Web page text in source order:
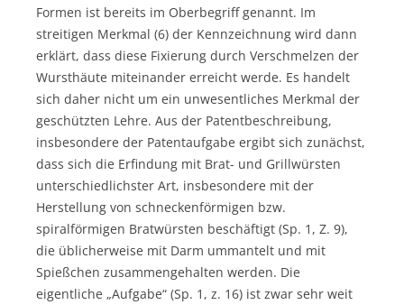
Formen ist bereits im Oberbegriff genannt. Im
streitigen Merkmal (6) der Kennzeichnung wird dann
erklärt, dass diese Fixierung durch Verschmelzen der
Wursthäute miteinander erreicht werde. Es handelt
sich daher nicht um ein unwesentliches Merkmal der
geschützten Lehre. Aus der Patentbeschreibung,
insbesondere der Patentaufgabe ergibt sich zunächst,
dass sich die Erfindung mit Brat- und Grillwürsten
unterschiedlichster Art, insbesondere mit der
Herstellung von schneckenförmigen bzw.
spiralförmigen Bratwürsten beschäftigt (Sp. 1, Z. 9),
die üblicherweise mit Darm ummantelt und mit
Spießchen zusammengehalten werden. Die
eigentliche „Aufgabe“ (Sp. 1, z. 16) ist zwar sehr weit